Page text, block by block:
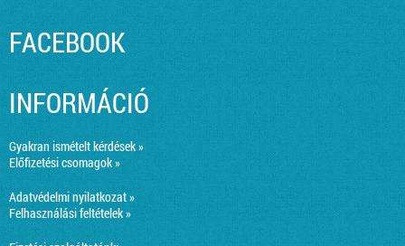
FACEBOOK
INFORMÁCIÓ
Gyakran ismételt kérdések »
Előfizetési csomagok »
Adatvédelmi nyilatkozat »
Felhasználási feltételek »